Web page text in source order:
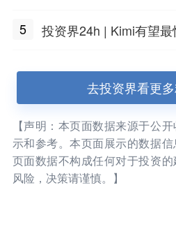
5
投资界24h | Kimi有望
去投资界看更
【声明：本页面数据来源于公
示和参考。本页面展示的数据
页面数据不构成任何对于投资
风险，决策请谨慎。】